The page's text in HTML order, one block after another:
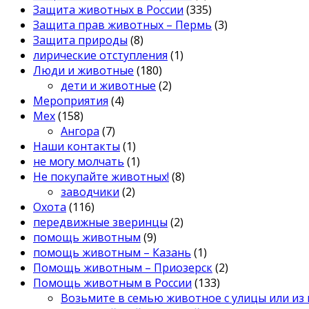
Защита животных в России (335)
Защита прав животных – Пермь (3)
Защита природы (8)
лирические отступления (1)
Люди и животные (180)
дети и животные (2)
Мероприятия (4)
Мех(158)
Ангора (7)
Наши контакты (1)
не могу молчать (1)
Не покупайте животных! (8)
заводчики (2)
Охота (116)
передвижные зверинцы (2)
помощь животным (9)
помощь животным – Казань (1)
Помощь животным – Приозерск(2)
Помощь животным в России (133)
Возьмите в семью животное с улицы или из